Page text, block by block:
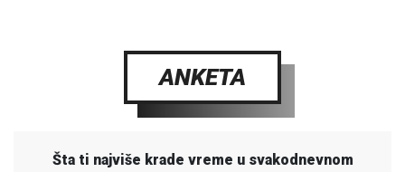
ANKETA
Šta ti najviše krade vreme u svakodnevnom